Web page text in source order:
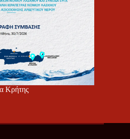
Κρήτης